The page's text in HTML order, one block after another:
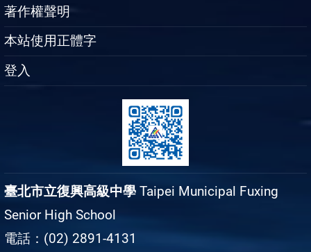
著作權聲明
本站使用正體字
登入
臺北市立復興高級中學 Taipei Municipal Fuxing
Senior High School
電話：(02) 2891-4131